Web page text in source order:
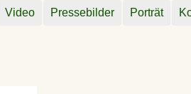
Video Pressebilder Porträt